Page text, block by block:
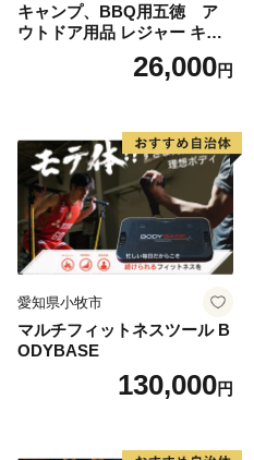
キャンプ、BBQ用五徳 ア
ウトドア用品 レジャー キャ
ンプ バーベキュー BBQ 五徳
26,000円
愛知県小牧市
マルチフィットネスツール B
ODYBASE
130,000円